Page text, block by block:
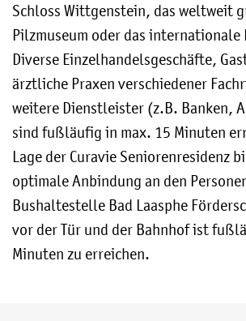
Schloss Wittgenstein, das weltweit
Pilzmuseum oder das internationale
Diverse Einzelhandelsgeschäfte,
ärztliche Praxen verschiedener
weitere Dienstleister (z.B. Banken,
sind fußläufig in max. 15 Minuten
Lage der Curavie Seniorenresidenz
optimale Anbindung an den
Bushaltestelle Bad Laasphe
vor der Tür und der Bahnhof ist
Minuten zu erreichen.